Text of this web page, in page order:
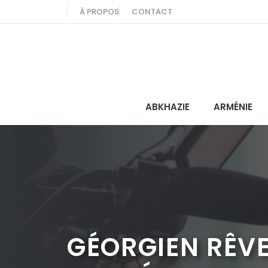
au
À PROPOS CONTACT
ABKHAZIE ARMÉNIE
GÉORGIEN